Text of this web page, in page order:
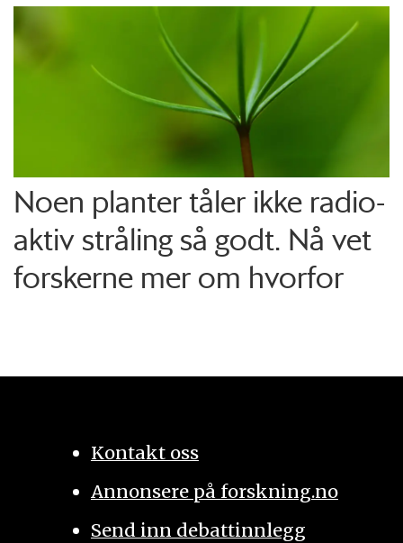
Noen planter tåler ikke radio­
aktiv stråling så godt. Nå vet
forskerne mer om hvorfor
Kontakt oss
Annonsere på forskning.no
Send inn debattinnlegg